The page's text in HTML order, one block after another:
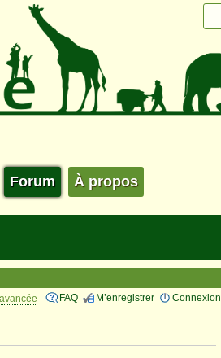
Forum À propos
FAQ M’enregistrer Connexion